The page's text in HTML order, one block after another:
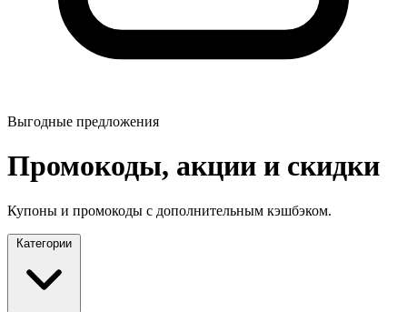
Выгодные предложения
Промокоды, акции и скидки
Купоны и промокоды с дополнительным кэшбэком.
Категории